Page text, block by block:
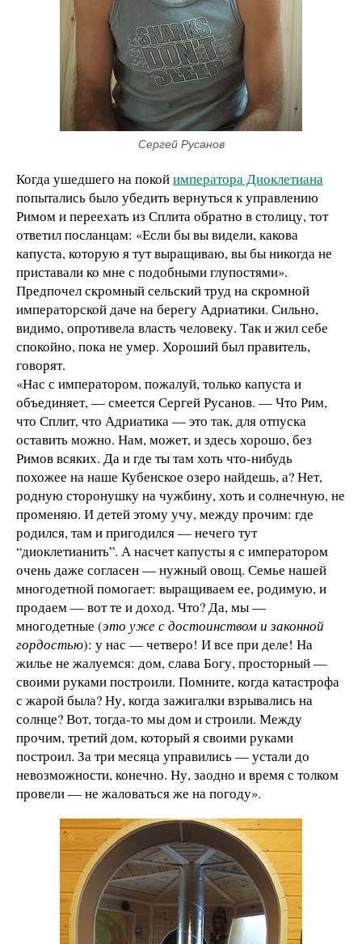
Сергей Русанов
Когда ушедшего на покойимператора Диоклетиана
попытались было убедить вернуться к управлению
Римом и переехать из Сплита обратно в столицу, тот
ответил посланцам: «Если бы вы видели, какова
капуста, которую я тут выращиваю, вы бы никогда не
приставали ко мне с подобными глупостями».
Предпочел скромный сельский труд на скромной
императорской даче на берегу Адриатики. Сильно,
видимо, опротивела власть человеку. Так и жил себе
спокойно, пока не умер. Хороший был правитель,
говорят.
«Нас с императором, пожалуй, только капуста и
объединяет, — смеется Сергей Русанов. — Что Рим,
что Сплит, что Адриатика — это так, для отпуска
оставить можно. Нам, может, и здесь хорошо, без
Римов всяких. Да и где ты там хоть что-нибудь
похожее на наше Кубенское озеро найдешь, а? Нет,
родную сторонушку на чужбину, хоть и солнечную, не
променяю. И детей этому учу, между прочим: где
родился, там и пригодился — нечего тут
“диоклетианить”. А насчет капусты я с императором
очень даже согласен — нужный овощ. Семье нашей
многодетной помогает: выращиваем ее, родимую, и
продаем — вот те и доход. Что? Да, мы —
многодетные (это уже с достоинством и законной
гордостью): у нас — четверо! И все при деле! На
жилье не жалуемся: дом, слава Богу, просторный —
своими руками построили. Помните, когда катастрофа
с жарой была? Ну, когда зажигалки взрывались на
солнце? Вот, тогда-то мы дом и строили. Между
прочим, третий дом, который я своими руками
построил. За три месяца управились — устали до
невозможности, конечно. Ну, заодно и время с толком
провели — не жаловаться же на погоду».